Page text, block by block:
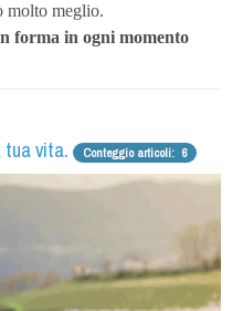
molto meglio.
forma in ogni momento
tua vita. Conteggio articoli: 6